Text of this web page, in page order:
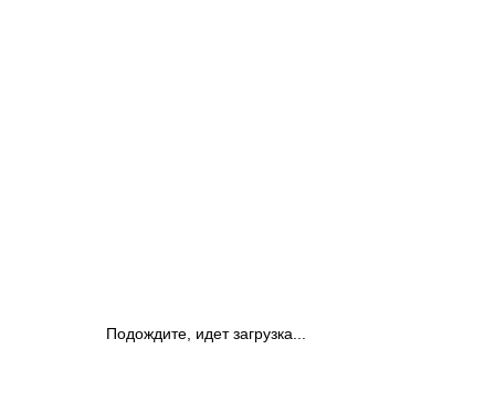
Подождите, идет загрузка...